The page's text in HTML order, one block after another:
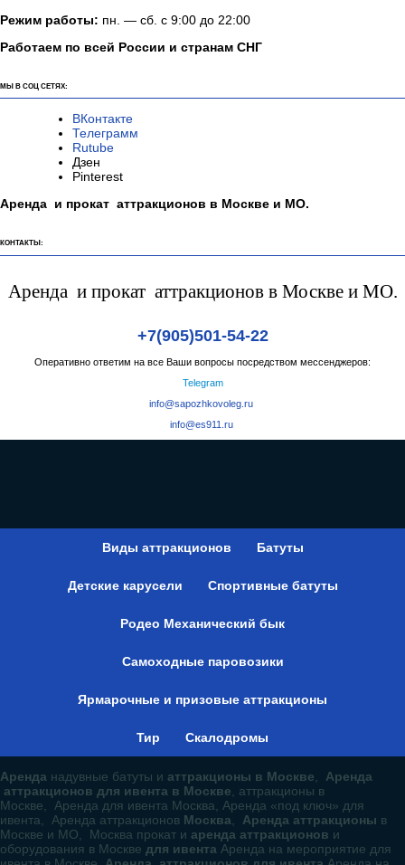
Режим работы: пн. — сб. с 9:00 до 22:00
Работаем по всей России и странам СНГ
МЫ В СОЦ СЕТЯХ:
ВКонтакте
Телеграмм
Rutube
Дзен
Pinterest
Аренда и прокат аттракционов в Москве и МО.
КОНТАКТЫ:
Аренда и прокат аттракционов в Москве и МО.
+7(905)501-54-22
Оперативно ответим на все Ваши вопросы посредством мессенджеров:
Telegram
info@sapozhkovoleg.ru
info@es911.ru
Виды аттракционов Батуты
Детские карусели Спортивные батуты
Родео Механический бык
Самоходные паровозики
Ярмарочные и призовые аттракционы
Тир Скалодромы
Аренда надувные батуты и аттракционы в Москве, Аренда
аттракционов для ивента в Москве, аттракционы в
Москве, Аренда для ивента Москва, Аренда «под ключ» для
ивента, Аренда аттракционов Москва, Аренда аттракционы в
Москве и МО, Москва прокат и аренда аттракционов и
оборудования в Москве для ивента Аренда на мероприятие для